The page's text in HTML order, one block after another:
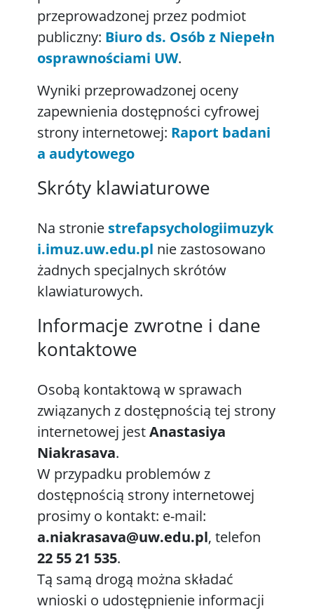
przeprowadzonej przez podmiot
publiczny: Biuro ds. Osób z Niepełn
osprawnościami UW.
Wyniki przeprowadzonej oceny
zapewnienia dostępności cyfrowej
strony internetowej: Raport badani
a audytowego
Skróty klawiaturowe
Na stronie strefapsychologiimuzyk
i.imuz.uw.edu.pl nie zastosowano
żadnych specjalnych skrótów
klawiaturowych.
Informacje zwrotne i dane
kontaktowe
Osobą kontaktową w sprawach
związanych z dostępnością tej strony
internetowej jestAnastasiya
Niakrasava.
W przypadku problemów z
dostępnością strony internetowej
prosimy o kontakt: e-mail:
a.niakrasava@uw.edu.pl, telefon
22 55 21 535.
Tą samą drogą można składać
wnioski o udostępnienie informacji